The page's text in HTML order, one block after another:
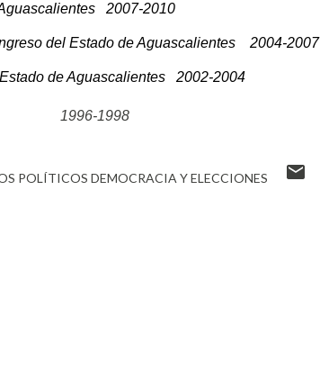
2007-2010
del Estado de Aguascalientes    2004-2007
de Aguascalientes   2002-2004
1996-1998
POLÍTICOS DEMOCRACIA Y ELECCIONES